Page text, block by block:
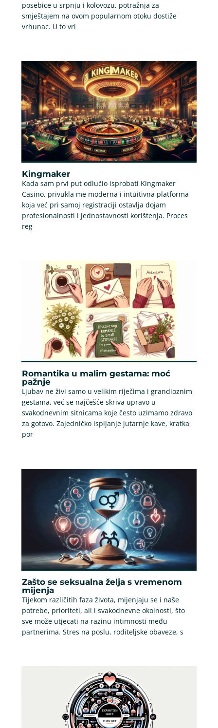
posebice u srpnju i kolovozu, potražnja za
smještajem na ovom popularnom otoku dostiže
vrhunac. U to vri
Kingmaker
Kada sam prvi put odlučio isprobati Kingmaker
Casino, privukla me moderna i intuitivna platforma
koja već pri samoj registraciji ostavlja dojam
profesionalnosti i jednostavnosti korištenja. Proces
reg
Romantika u malim gestama: moć
pažnje
Ljubav ne živi samo u velikim riječima i grandioznim
gestama, već se najčešće skriva upravo u
svakodnevnim sitnicama koje često uzimamo zdravo
za gotovo. Zajedničko ispijanje jutarnje kave, kratka
por
Zašto se seksualna želja s vremenom
mijenja
Tijekom različitih faza života, mijenjaju se i naše
potrebe, prioriteti, ali i svakodnevne okolnosti, što
sve može utjecati na razinu intimnosti među
partnerima. Stres na poslu, roditeljske obaveze, s